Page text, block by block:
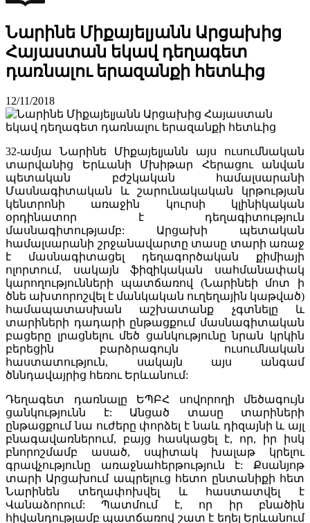
Նարինե Միքայելյանն Արցախից
Հայաստան եկավ դեղագետ
դառնալու երազանքի հետևից
12/11/2018
32-ամյա Նարինե Միքայելյանն այս ուսումնական
տարվանից Երևանի Մխիթար Հերացու անվան
պետական բժշկական համալսարանի
Մասնագիտական և շարունակական կրթության
կենտրոնի առաջին կուրսի կլինիկական
օրդինատոր է դեղագիտություն
մասնագիտությամբ: Արցախի պետական
համալսարանի շրջանավարտը տասը տարի առաջ
է մասնագիտացել դեղագործական քիմիայի
ոլորտում, սակայն ֆիզիկական սահմանափակ
կարողությունների պատճառով (Նարինեի մոտ ի
ծնե ախտորոշվել է մանկական ուղեղային կաթված)
համապատասխան աշխատանք չգտնելը և
տարիների դադարի ընթացքում մասնագիտական
բացերը լրացնելու մեծ ցանկությունը նրան կրկին
բերեցին բարձրագույն ուսումնական
հաստատություն, սակայն այս անգամ
ծննդավայրից հեռու Երևանում:
Դեղագետ դառնալը ԵՊԲՀ սովորողի մեծագույն
ցանկությունն է: Անցած տասը տարիների
ընթացքում նա ուժերը փորձել է նաև դիզայնի և այլ
բնագավառներում, բայց հասկացել է, որ, իր իսկ
բնորոշմամբ ասած, սպիտակ խալաթ կրելու
գրավչությունը առաջնահերթություն է: Քսանյոթ
տարի Արցախում ապրելուց հետո ընտանիքի հետ
Նարինեն տեղափոխվել և հաստատվել է
Վանաձորում: Պատմում է, որ իր բնածին
հիվանդությամբ պատճառով շատ է եղել Երևանում